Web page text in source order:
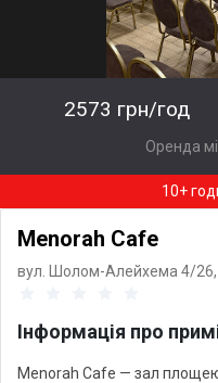
2573 грн/год
Оренда
10+
Menorah Cafe
вул. Шолом-Алейхема 4/26,
Інформація про
Menorah Cafe — зал